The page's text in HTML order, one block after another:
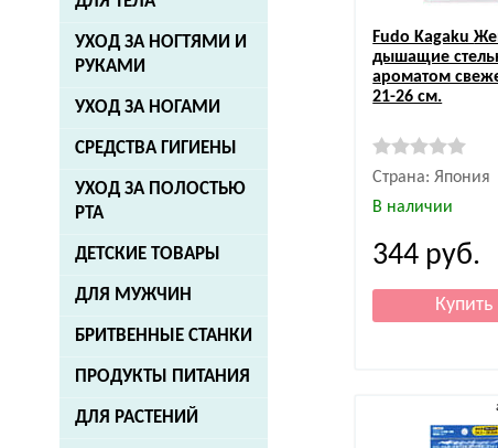
УХОД ЗА НОГТЯМИ И
РУКАМИ
УХОД ЗА НОГАМИ
СРЕДСТВА ГИГИЕНЫ
УХОД ЗА ПОЛОСТЬЮ
РТА
ДЕТСКИЕ ТОВАРЫ
ДЛЯ МУЖЧИН
БРИТВЕННЫЕ СТАНКИ
ПРОДУКТЫ ПИТАНИЯ
ДЛЯ РАСТЕНИЙ
Fudo Kagaku
дышащие
ароматом
21-26 см.
Страна: Япония
В наличии
344 руб.